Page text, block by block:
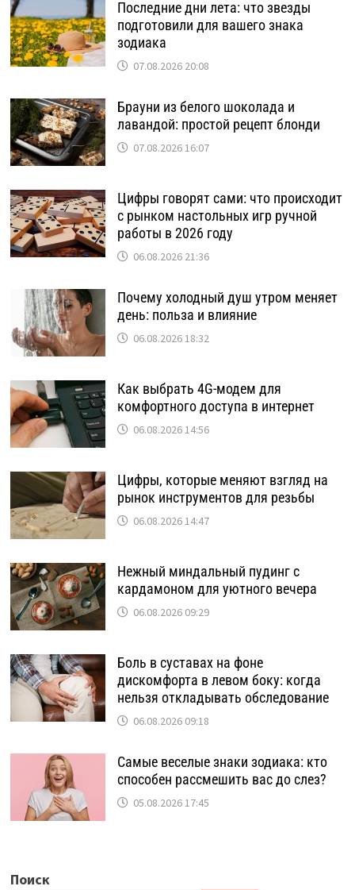
Последние дни лета: что звезды
подготовили для вашего знака
зодиака
07.08.2026 20:08
Брауни из белого шоколада и
лавандой: простой рецепт блонди
07.08.2026 16:07
Цифры говорят сами: что происходит
с рынком настольных игр ручной
работы в 2026 году
06.08.2026 21:36
Почему холодный душ утром меняет
день: польза и влияние
06.08.2026 18:32
Как выбрать 4G-модем для
комфортного доступа в интернет
06.08.2026 14:56
Цифры, которые меняют взгляд на
рынок инструментов для резьбы
06.08.2026 14:47
Нежный миндальный пудинг с
кардамоном для уютного вечера
06.08.2026 09:29
Боль в суставах на фоне
дискомфорта в левом боку: когда
нельзя откладывать обследование
06.08.2026 09:18
Самые веселые знаки зодиака: кто
способен рассмешить вас до слез?
05.08.2026 17:45
Поиск